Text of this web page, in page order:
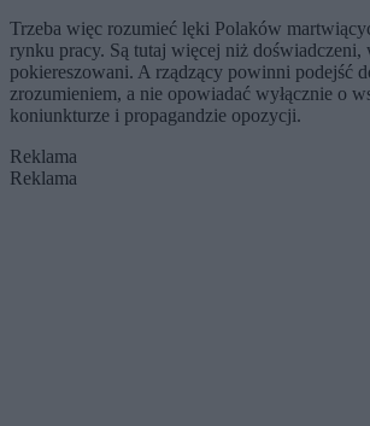
Trzeba więc rozumieć lęki Polaków
rynku pracy. Są tutaj więcej niż doświadczeni,
pokiereszowani. A rządzący powinni podejść
zrozumieniem, a nie opowiadać wyłącznie o
koniunkturze i propagandzie opozycji.
Reklama
Reklama